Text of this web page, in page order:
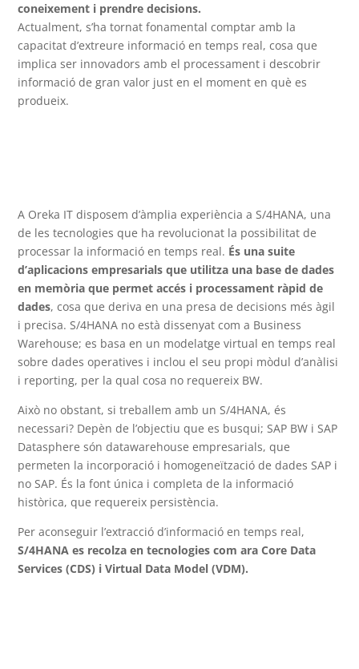
coneixement i prendre decisions.
Actualment, s’ha tornat fonamental comptar amb la
capacitat d’extreure informació en temps real, cosa que
implica ser innovadors amb el processament i descobrir
informació de gran valor just en el moment en què es
produeix.
A Oreka IT disposem d’àmplia experiència a S/4HANA, una
de les tecnologies que ha revolucionat la possibilitat de
processar la informació en temps real. És una suite
d’aplicacions empresarials que utilitza una base de dades
en memòria que permet accés i processament ràpid de
dades, cosa que deriva en una presa de decisions més àgil
i precisa. S/4HANA no està dissenyat com a Business
Warehouse; es basa en un modelatge virtual en temps real
sobre dades operatives i inclou el seu propi mòdul d’anàlisi
i reporting, per la qual cosa no requereix BW.
Això no obstant, si treballem amb un S/4HANA, és
necessari? Depèn de l’objectiu que es busqui; SAP BW i SAP
Datasphere són datawarehouse empresarials, que
permeten la incorporació i homogeneïtzació de dades SAP i
no SAP. És la font única i completa de la informació
històrica, que requereix persistència.
Per aconseguir l’extracció d’informació en temps real,
S/4HANA es recolza en tecnologies com ara Core Data
Services (CDS) i Virtual Data Model (VDM).